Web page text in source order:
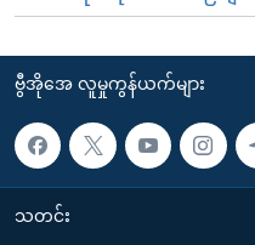
ဗွီအိုအေ လူမှုကွန်ယက်များ
သတင်း